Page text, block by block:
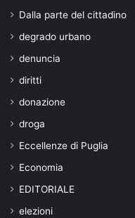
Dalla parte del cittadino
degrado urbano
denuncia
diritti
donazione
droga
Eccellenze di Puglia
Economia
EDITORIALE
elezioni